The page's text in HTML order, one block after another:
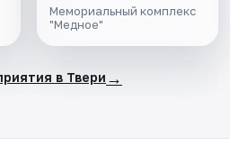
Мемориальный комплекс
"Медное"
в Твери →